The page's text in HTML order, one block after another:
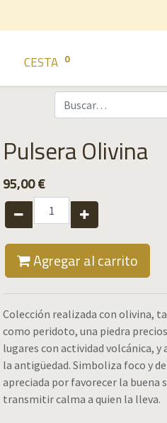
CESTA 0
Pulsera Olivina
95,00€
Agregar al carrito
Colección realizada con olivina,
como peridoto, una piedra
lugares con actividad volcánica, y
la antigüedad. Simboliza foco y
apreciada por favorecer la buena
transmitir calma a quien la lleva.